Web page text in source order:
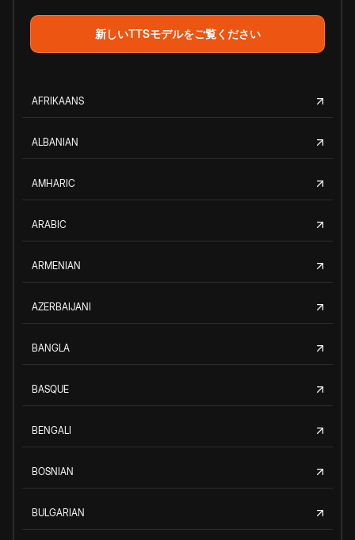
新しいTTSモデルをご覧ください
AFRIKAANS
ALBANIAN
AMHARIC
ARABIC
ARMENIAN
AZERBAIJANI
BANGLA
BASQUE
BENGALI
BOSNIAN
BULGARIAN